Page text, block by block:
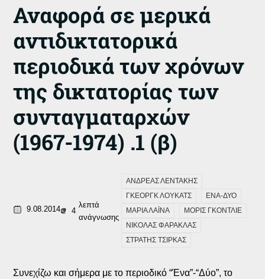
Αναφορά σε μερικά
αντιδικτατορικά
περιοδικά των χρόνων
της δικτατορίας των
συνταγματαρχών
(1967-1974) .1 (β)
9.08.2014 4
λεπτά
ανάγνωσης
ΑΝΔΡΕΑΣ ΛΕΝΤΑΚΗΣ
ΓΚΕΟΡΓΚ ΛΟΥΚΑΤΣ
ΕΝΑ-ΔΥΟ
ΜΑΡΙΑ ΛΑΪΝΑ
ΜΟΡΙΣ ΓΚΟΝΤΛΙΕ
ΝΙΚΟΛΑΣ ΦΑΡΑΚΛΑΣ
ΣΤΡΑΤΗΣ ΤΣΙΡΚΑΣ
Συνεχίζω και σήμερα με το περιοδικό “Ένα”-“Δύο”, το